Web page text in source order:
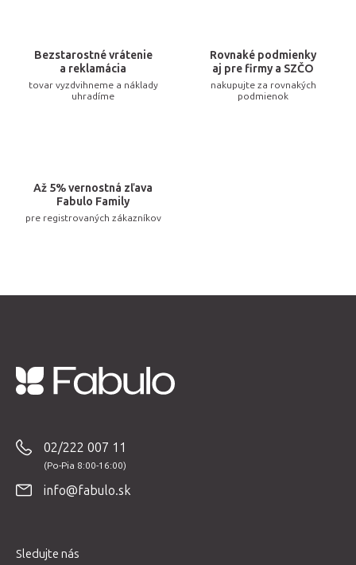
Bezstarostné vrátenie
a reklamácia
tovar vyzdvihneme a náklady
uhradíme
Rovnaké podmienky
aj pre firmy a SZČO
nakupujte za rovnakých
podmienok
Až 5% vernostná zľava
Fabulo Family
pre registrovaných zákazníkov
02/222 007 11
info@fabulo.sk
Sledujte nás